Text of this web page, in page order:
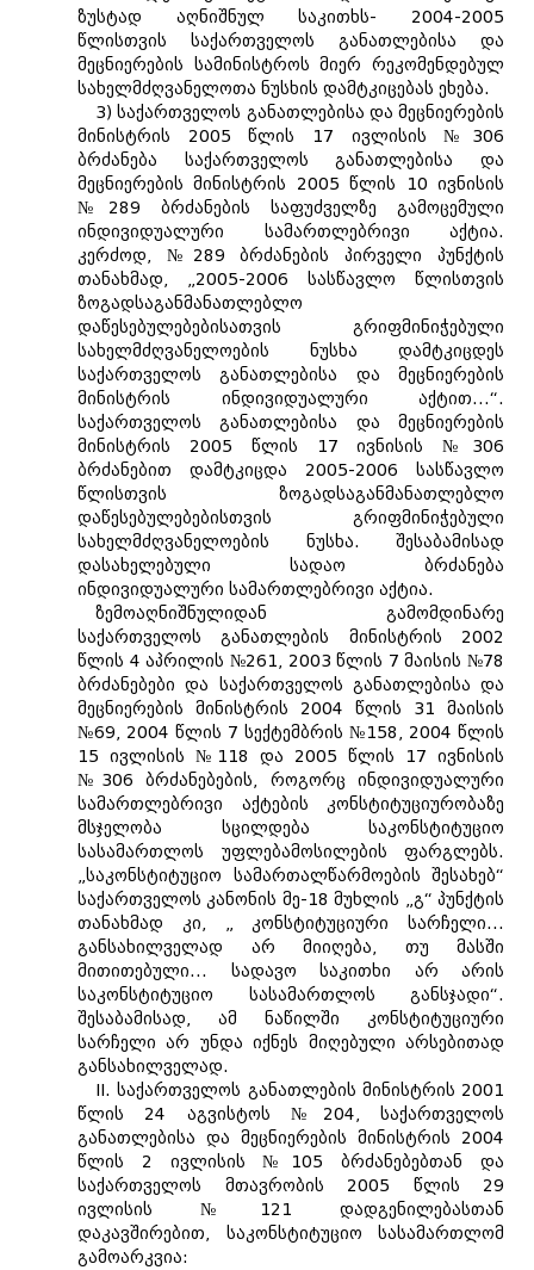
ზუსტად აღნიშნულ საკითხს- 2004-2005
წლისთვის საქართველოს განათლებისა და
მეცნიერების სამინისტროს მიერ რეკომენდებულ
სახელმძღვანელოთა ნუსხის დამტკიცებას ეხება.
3) საქართველოს განათლებისა და მეცნიერების
მინისტრის 2005 წლის 17 ივლისის №306
ბრძანება საქართველოს განათლებისა და
მეცნიერების მინისტრის 2005 წლის 10 ივნისის
№289 ბრძანების საფუძველზე გამოცემული
ინდივიდუალური სამართლებრივი აქტია.
კერძოდ, №289 ბრძანების პირველი პუნქტის
თანახმად, „2005-2006 სასწავლო წლისთვის
ზოგადსაგანმანათლებლო
დაწესებულებებისათვის გრიფმინიჭებული
სახელმძღვანელოების ნუსხა დამტკიცდეს
საქართველოს განათლებისა და მეცნიერების
მინისტრის ინდივიდუალური აქტით...“.
საქართველოს განათლებისა და მეცნიერების
მინისტრის 2005 წლის 17 ივნისის №306
ბრძანებით დამტკიცდა 2005-2006 სასწავლო
წლისთვის ზოგადსაგანმანათლებლო
დაწესებულებებისთვის გრიფმინიჭებული
სახელმძღვანელოების ნუსხა. შესაბამისად
დასახელებული სადაო ბრძანება
ინდივიდუალური სამართლებრივი აქტია.
ზემოაღნიშნულიდან გამომდინარე
საქართველოს განათლების მინისტრის 2002
წლის 4 აპრილის №261, 2003 წლის 7 მაისის №78
ბრძანებები და საქართველოს განათლებისა და
მეცნიერების მინისტრის 2004 წლის 31 მაისის
№69, 2004 წლის 7 სექტემბრის №158, 2004 წლის
15 ივლისის №118 და 2005 წლის 17 ივნისის
№306 ბრძანებების, როგორც ინდივიდუალური
სამართლებრივი აქტების კონსტიტუციურობაზე
მსჯელობა სცილდება საკონსტიტუციო
სასამართლოს უფლებამოსილების ფარგლებს.
„საკონსტიტუციო სამართალწარმოების შესახებ“
საქართველოს კანონის მე-18 მუხლის „გ“ პუნქტის
თანახმად კი, „ კონსტიტუციური სარჩელი...
განსახილველად არ მიიღება, თუ მასში
მითითებული... სადავო საკითხი არ არის
საკონსტიტუციო სასამართლოს განსჯადი“.
შესაბამისად, ამ ნაწილში კონსტიტუციური
სარჩელი არ უნდა იქნეს მიღებული არსებითად
განსახილველად.
II. საქართველოს განათლების მინისტრის 2001
წლის 24 აგვისტოს №204, საქართველოს
განათლებისა და მეცნიერების მინისტრის 2004
წლის 2 ივლისის №105 ბრძანებებთან და
საქართველოს მთავრობის 2005 წლის 29
ივლისის №121 დადგენილებასთან
დაკავშირებით, საკონსტიტუციო სასამართლომ
გამოარკვია: